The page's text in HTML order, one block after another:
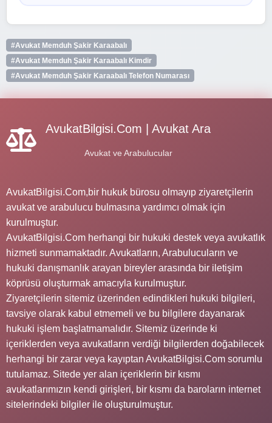
#Avukat Memduh Şakir Karaabalı
#Avukat Memduh Şakir Karaabalı Kimdir
#Avukat Memduh Şakir Karaabalı Telefon Numarası
AvukatBilgisi.Com | Avukat Ara
Avukat ve Arabulucular
AvukatBilgisi.Com,bir hukuk bürosu olmayıp ziyaretçilerin
avukat ve arabulucu bulmasına yardımcı olmak için
kurulmuştur.
AvukatBilgisi.Com herhangi bir hukuki destek veya avukatlık
hizmeti sunmamaktadır. Avukatların, Arabulucuların ve
hukuki danışmanlık arayan bireyler arasında bir iletişim
köprüsü oluşturmak amacıyla kurulmuştur.
Ziyaretçilerin sitemiz üzerinden edindikleri hukuki bilgileri,
tavsiye olarak kabul etmemeli ve bu bilgilere dayanarak
hukuki işlem başlatmamalıdır. Sitemiz üzerinde ki
içeriklerden veya avukatların verdiği bilgilerden doğabilecek
herhangi bir zarar veya kayıptan AvukatBilgisi.Com sorumlu
tutulamaz. Sitede yer alan içeriklerin bir kısmı
avukatlarımızın kendi girişleri, bir kısmı da baroların internet
sitelerindeki bilgiler ile oluşturulmuştur.